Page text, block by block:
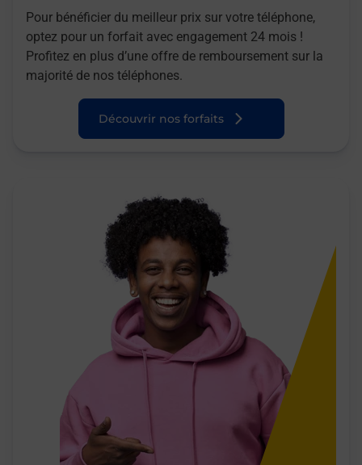
Pour bénéficier du meilleur prix sur votre téléphone,
optez pour un forfait avec engagement 24 mois !
Profitez en plus d’une offre de remboursement sur la
majorité de nos téléphones.
Découvrir nos forfaits